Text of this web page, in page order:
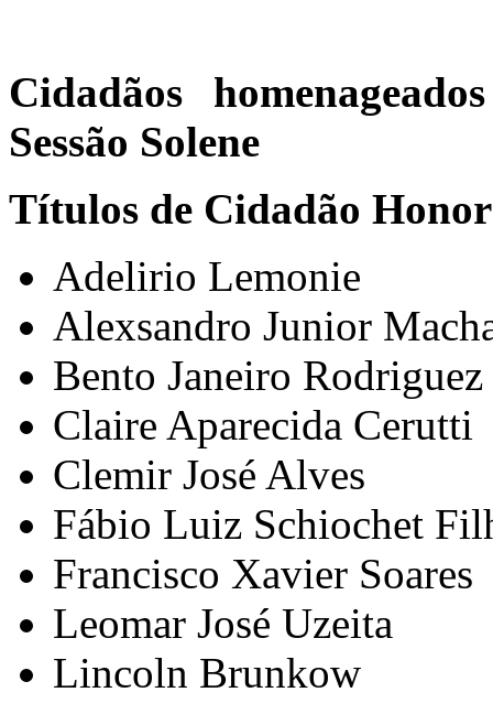
Cidadãos
Sessão Solene
Títulos de Cidadão
Adelirio Lemonie
Alexsandro Junior
Bento Janeiro Rodriguez
Claire Aparecida Cerutti
Clemir José Alves
Fábio Luiz Schiochet
Francisco Xavier Soares
Leomar José Uzeita
Lincoln Brunkow